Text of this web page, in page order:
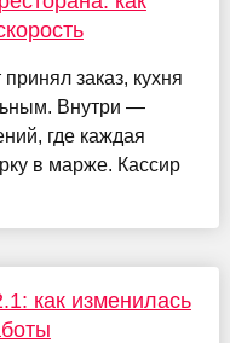
заказ, кухня
Внутри —
где каждая
в марже. Кассир
как изменилась